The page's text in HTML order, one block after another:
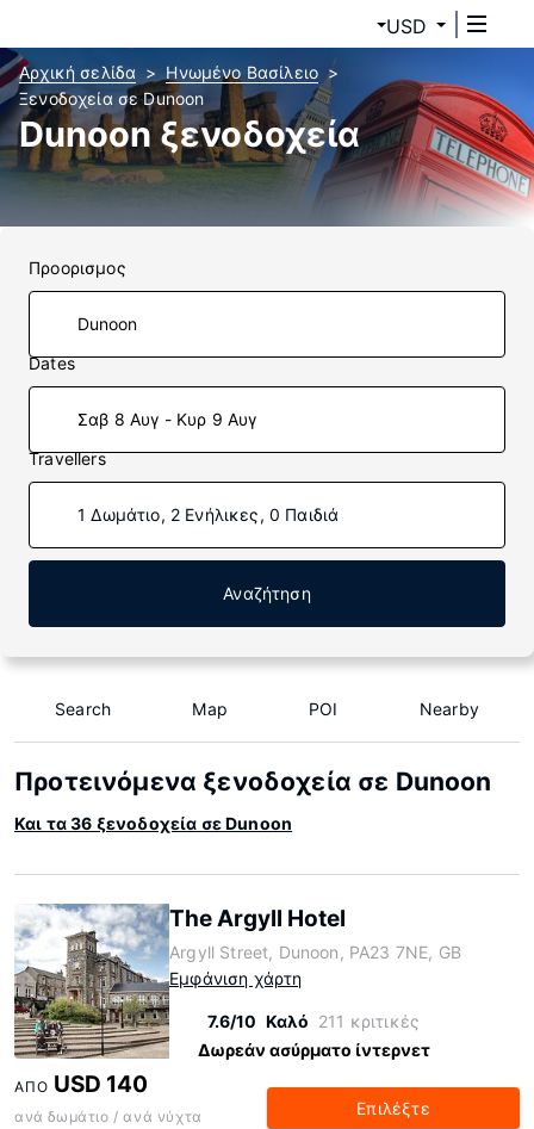
USD
Αρχική σελίδα
Ηνωμένο Βασίλειο
Ξενοδοχεία σε Dunoon
Dunoon ξενοδοχεία
Προορισμος
Dates
Σαβ 8 Αυγ - Κυρ 9 Αυγ
Travellers
1 Δωμάτιο, 2 Ενήλικες, 0 Παιδιά
Αναζήτηση
Search Map POI Nearby
Προτεινόμενα ξενοδοχεία σε Dunoon
Και τα 36 ξενοδοχεία σε Dunoon
The Argyll Hotel
Argyll Street, Dunoon, PA23 7NE, GB
Εμφάνιση χάρτη
7.6/10 Καλό 211 κριτικές
Δωρεάν ασύρματο ίντερνετ
ΑΠΌ USD 140
ανά δωμάτιο / ανά νύχτα Επιλέξτε